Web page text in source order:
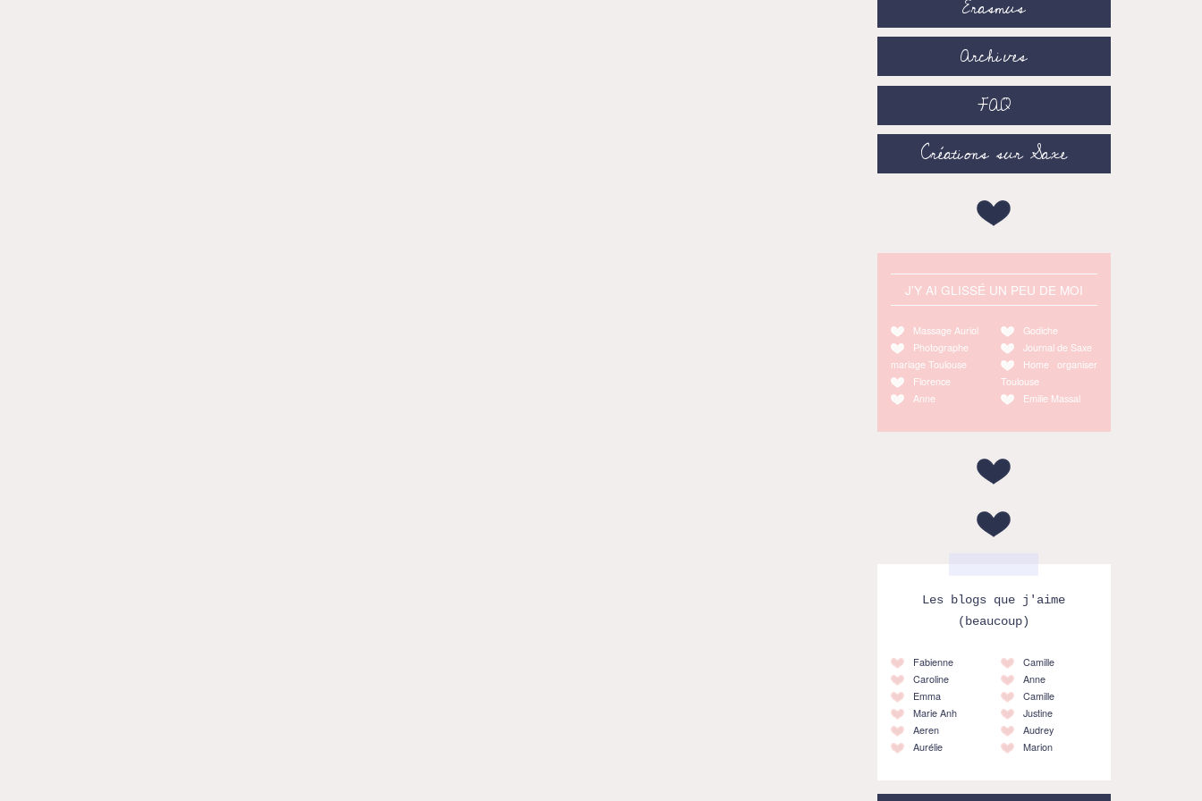
Erasmus
Archives
FAQ
Créations sur Saxe
J'Y AI GLISSÉ UN PEU DE MOI
Massage Auriol
Photographe
mariage Toulouse
Florence
Anne
Godiche
Journal de Saxe
Home organiser
Toulouse
Emilie Massal
Les blogs que j'aime
(beaucoup)
Fabienne
Caroline
Emma
Marie Anh
Aeren
Aurélie
Camille
Anne
Camille
Justine
Audrey
Marion